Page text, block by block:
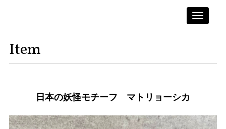
Toggle
Item
日本の妖怪モチーフ マトリョーシカ